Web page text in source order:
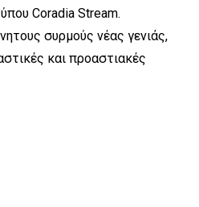
Coradia Stream.
συρμούς νέας γενιάς,
και προαστιακές